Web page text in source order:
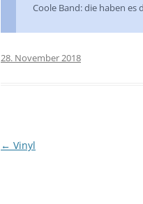
Coole Band: die haben es
28. November 2018
Beitragsnavigation
← Vinyl